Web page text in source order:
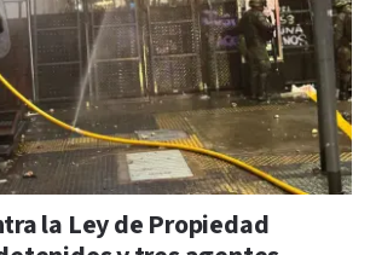
la Ley de Propiedad